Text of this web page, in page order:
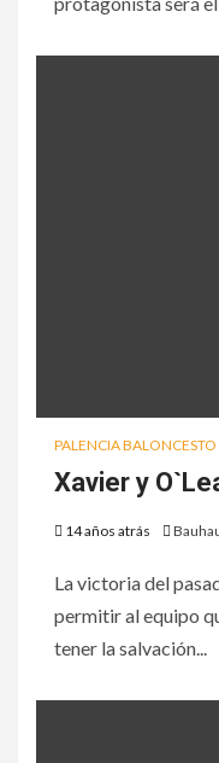
PALENCIA BALONCESTO
Xavier y
14 años atrás
La victoria del
permitir al equipo
tener la salvación...